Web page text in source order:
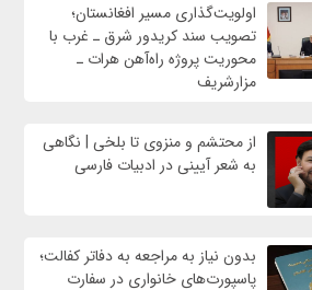
اولویت‌گذاری مسیر افغانستان؛
تصویب سند کریدور شرق ـ غرب با
محوریت پروژه راه‌آهن هرات ـ
مزارشریف
از محتشم و منزوی تا بلخی | نگاهی
به شعر آیینی در ادبیات فارسی
بدون نیاز به مراجعه به دفاتر کفالت؛
پاسپورت‌های خانواری در سفارت